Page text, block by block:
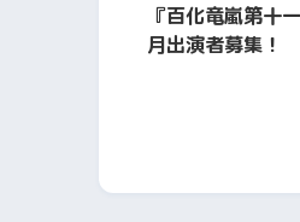
『百化竜嵐第十
月出演者募集！